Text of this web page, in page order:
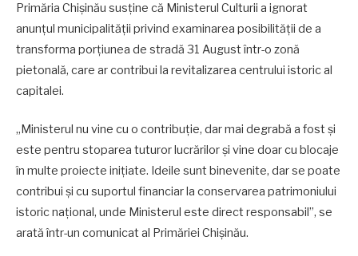
Primăria Chișinău susține că Ministerul Culturii a ignorat
anunțul municipalității privind examinarea posibilității de a
transforma porțiunea de stradă 31 August într-o zonă
pietonală, care ar contribui la revitalizarea centrului istoric al
capitalei.
„Ministerul nu vine cu o contribuție, dar mai degrabă a fost și
este pentru stoparea tuturor lucrărilor și vine doar cu blocaje
în multe proiecte inițiate. Ideile sunt binevenite, dar se poate
contribui și cu suportul financiar la conservarea patrimoniului
istoric național, unde Ministerul este direct responsabil”, se
arată într-un comunicat al Primăriei Chișinău.